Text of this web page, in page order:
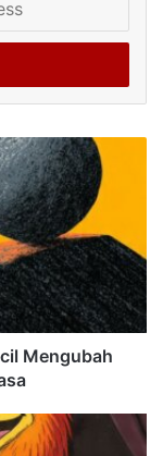
Mengubah